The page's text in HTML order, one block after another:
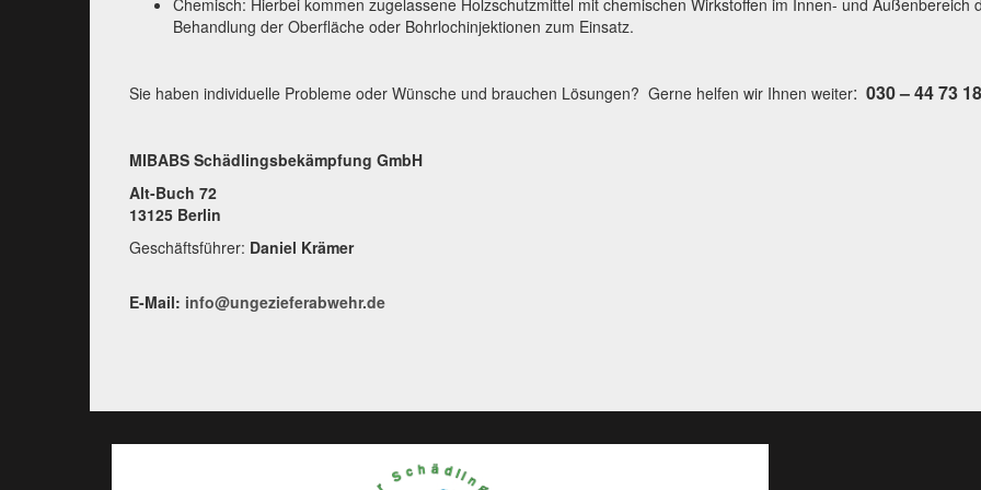
Chemisch: Hierbei kommen zugelassene Holzschutzmittel mit chemischen Wirkstoffen im Innen- und Außenbereich
Behandlung der Oberfläche oder Bohrlochinjektionen zum Einsatz.
Sie haben individuelle Probleme oder Wünsche und brauchen Lösungen? Gerne helfen wir Ihnen weiter: 030 – 44 73
MIBABS Schädlingsbekämpfung GmbH
Alt-Buch 72
13125 Berlin
Geschäftsführer: Daniel Krämer
E-Mail: info@ungezieferabwehr.de